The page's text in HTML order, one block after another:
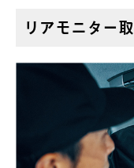
リアモニター